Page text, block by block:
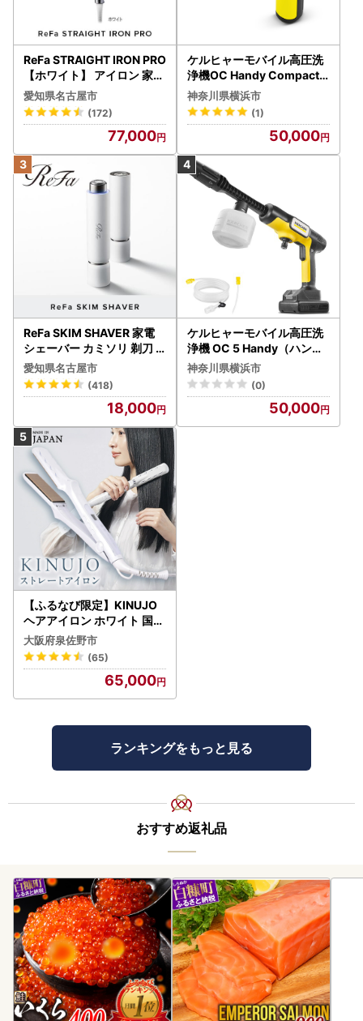
ReFa STRAIGHT IRON PRO
【ホワイト】 アイロン 家電
美容 リファ アイロン
愛知県名古屋市
(172)
77,000
ケルヒャーモバイル高圧洗
浄機OC Handy Compact
（ハンディエア） APV000
7
神奈川県横浜市
(1)
50,000
ReFa SKIM SHAVER 家電
シェーバー カミソリ 剃刀
シェーバー
愛知県名古屋市
(418)
18,000
ケルヒャーモバイル高圧洗
浄機 OC 5 Handy（ハンデ
ィジェット） APV0006
神奈川県横浜市
(0)
50,000
【ふるなび限定】KINUJO
ヘアアイロン ホワイト 国内
製造 FN-Limited-PR
大阪府泉佐野市
(65)
65,000
ランキングをもっと見る
おすすめ返礼品